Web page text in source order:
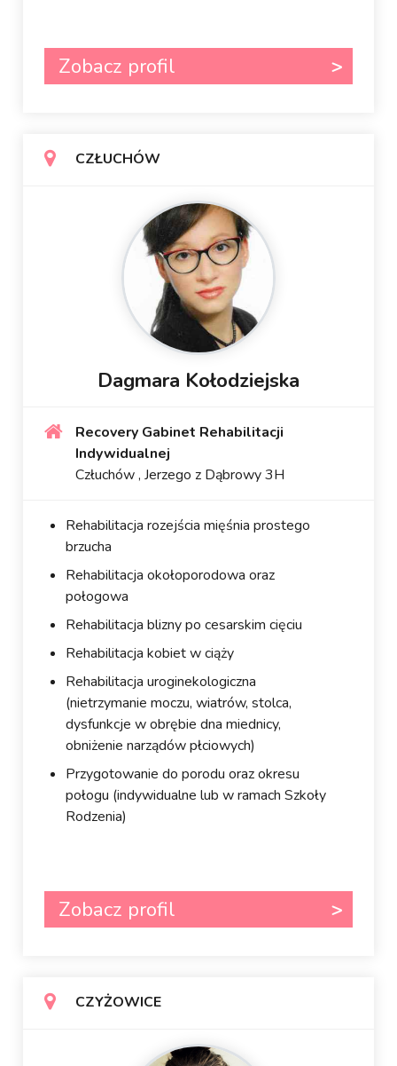
Zobacz profil
CZŁUCHÓW
Dagmara Kołodziejska
Recovery Gabinet Rehabilitacji
Indywidualnej
Człuchów , Jerzego z Dąbrowy 3H
Rehabilitacja rozejścia mięśnia prostego
brzucha
Rehabilitacja okołoporodowa oraz
połogowa
Rehabilitacja blizny po cesarskim cięciu
Rehabilitacja kobiet w ciąży
Rehabilitacja uroginekologiczna
(nietrzymanie moczu, wiatrów, stolca,
dysfunkcje w obrębie dna miednicy,
obniżenie narządów płciowych)
Przygotowanie do porodu oraz okresu
połogu (indywidualne lub w ramach Szkoły
Rodzenia)
Zobacz profil
CZYŻOWICE